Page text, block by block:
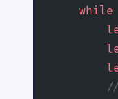
    while
//